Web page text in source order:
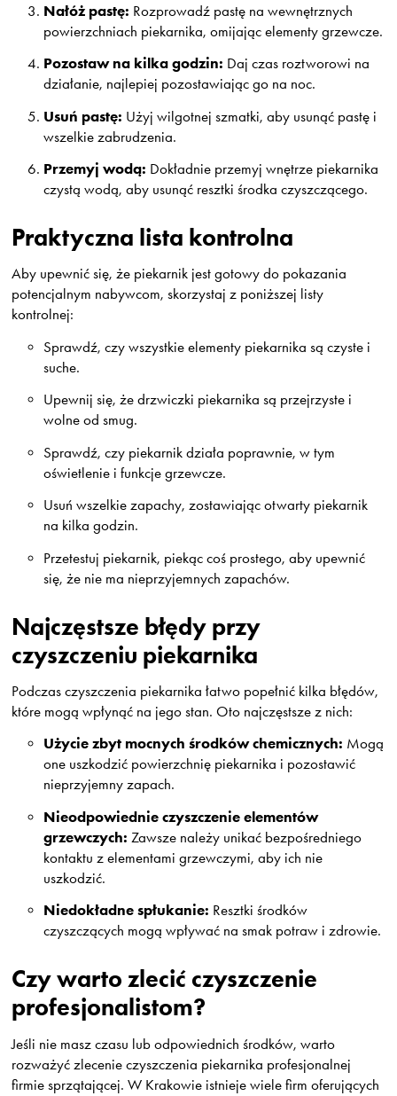
Nałóż pastę: Rozprowadź pastę na wewnętrznych
powierzchniach piekarnika, omijając elementy grzewcze.
Pozostaw na kilka godzin: Daj czas roztworowi na
działanie, najlepiej pozostawiając go na noc.
Usuń pastę: Użyj wilgotnej szmatki, aby usunąć pastę i
wszelkie zabrudzenia.
Przemyj wodą: Dokładnie przemyj wnętrze piekarnika
czystą wodą, aby usunąć resztki środka czyszczącego.
Praktyczna lista kontrolna
Aby upewnić się, że piekarnik jest gotowy do pokazania
potencjalnym nabywcom, skorzystaj z poniższej listy
kontrolnej:
Sprawdź, czy wszystkie elementy piekarnika są czyste i
suche.
Upewnij się, że drzwiczki piekarnika są przejrzyste i
wolne od smug.
Sprawdź, czy piekarnik działa poprawnie, w tym
oświetlenie i funkcje grzewcze.
Usuń wszelkie zapachy, zostawiając otwarty piekarnik
na kilka godzin.
Przetestuj piekarnik, piekąc coś prostego, aby upewnić
się, że nie ma nieprzyjemnych zapachów.
Najczęstsze błędy przy
czyszczeniu piekarnika
Podczas czyszczenia piekarnika łatwo popełnić kilka błędów,
które mogą wpłynąć na jego stan. Oto najczęstsze z nich:
Użycie zbyt mocnych środków chemicznych: Mogą
one uszkodzić powierzchnię piekarnika i pozostawić
nieprzyjemny zapach.
Nieodpowiednie czyszczenie elementów
grzewczych: Zawsze należy unikać bezpośredniego
kontaktu z elementami grzewczymi, aby ich nie
uszkodzić.
Niedokładne spłukanie: Resztki środków
czyszczących mogą wpływać na smak potraw i zdrowie.
Czy warto zlecić czyszczenie
profesjonalistom?
Jeśli nie masz czasu lub odpowiednich środków, warto
rozważyć zlecenie czyszczenia piekarnika profesjonalnej
firmie sprzątającej. W Krakowie istnieje wiele firm oferujących